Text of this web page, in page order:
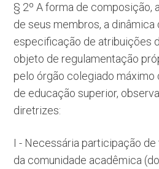
§ 2º A forma de composição,
de seus membros, a
especificação de atribuições
objeto de regulamentação
pelo órgão colegiado máximo
de educação superior,
diretrizes:
I - Necessária participação
da comunidade acadêmica